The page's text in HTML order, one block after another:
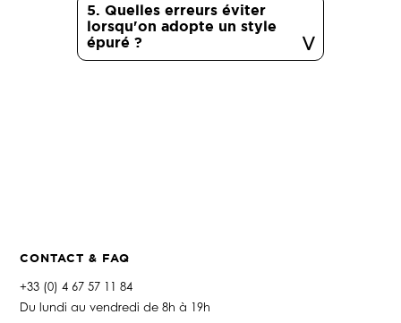
5. Quelles erreurs éviter
lorsqu'on adopte un style
épuré ?
CONTACT & FAQ
+33 (0) 4 67 57 11 84
Du lundi au vendredi de 8h à 19h